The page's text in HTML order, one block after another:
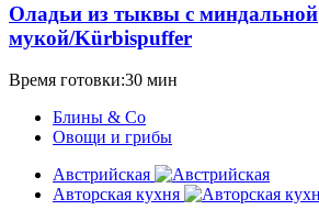
Оладьи из тыквы с миндальной
мукой/Kürbispuffer
Время готовки:30 мин
Блины & Co
Овощи и грибы
Австрийская
Авторская кухня